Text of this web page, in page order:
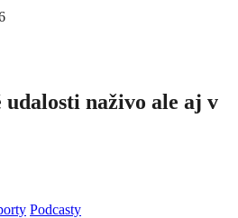
udalosti naživo ale aj v
Podcasty